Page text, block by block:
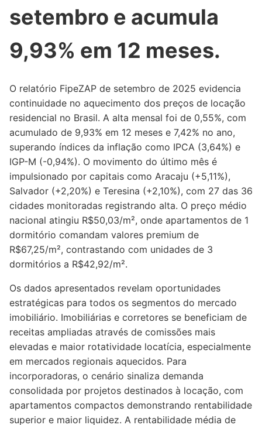
setembro e acumula
9,93% em 12 meses.
O relatório FipeZAP de setembro de 2025 evidencia
continuidade no aquecimento dos preços de locação
residencial no Brasil. A alta mensal foi de 0,55%, com
acumulado de 9,93% em 12 meses e 7,42% no ano,
superando índices da inflação como IPCA (3,64%) e
IGP-M (-0,94%). O movimento do último mês é
impulsionado por capitais como Aracaju (+5,11%),
Salvador (+2,20%) e Teresina (+2,10%), com 27 das 36
cidades monitoradas registrando alta. O preço médio
nacional atingiu R$50,03/m², onde apartamentos de 1
dormitório comandam valores premium de
R$67,25/m², contrastando com unidades de 3
dormitórios a R$42,92/m².
Os dados apresentados revelam oportunidades
estratégicas para todos os segmentos do mercado
imobiliário. Imobiliárias e corretores se beneficiam de
receitas ampliadas através de comissões mais
elevadas e maior rotatividade locatícia, especialmente
em mercados regionais aquecidos. Para
incorporadoras, o cenário sinaliza demanda
consolidada por projetos destinados à locação, com
apartamentos compactos demonstrando rentabilidade
superior e maior liquidez. A rentabilidade média de